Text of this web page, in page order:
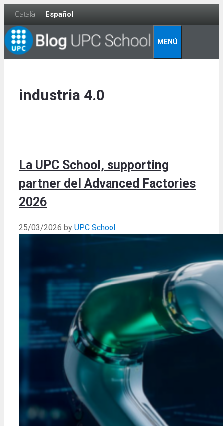
Skip
content
Català Español
MENÚ
industria 4.0
La UPC School, supporting
partner del Advanced Factories
2026
25/03/2026 by UPC School